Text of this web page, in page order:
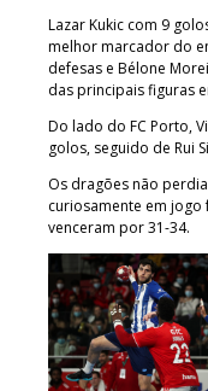
Lazar Kukic com 9
melhor marcador do
defesas e Bélone
das principais figuras
Do lado do FC Porto,
golos, seguido de Rui
Os dragões não
curiosamente em jogo
venceram por 31-34.